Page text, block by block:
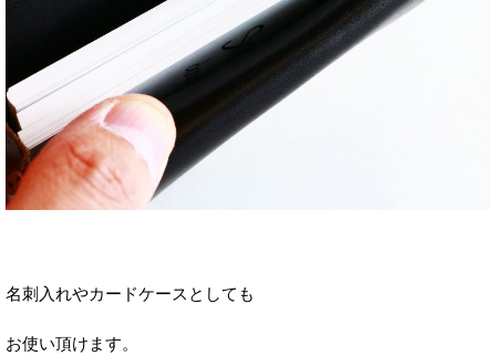
名刺入れやカードケースとしても
お使い頂けます。